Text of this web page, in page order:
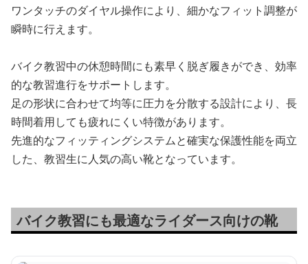
ワンタッチのダイヤル操作により、細かなフィット調整が
瞬時に行えます。
バイク教習中の休憩時間にも素早く脱ぎ履きができ、効率
的な教習進行をサポートします。
足の形状に合わせて均等に圧力を分散する設計により、長
時間着用しても疲れにくい特徴があります。
先進的なフィッティングシステムと確実な保護性能を両立
した、教習生に人気の高い靴となっています。
バイク教習にも最適なライダース向けの靴